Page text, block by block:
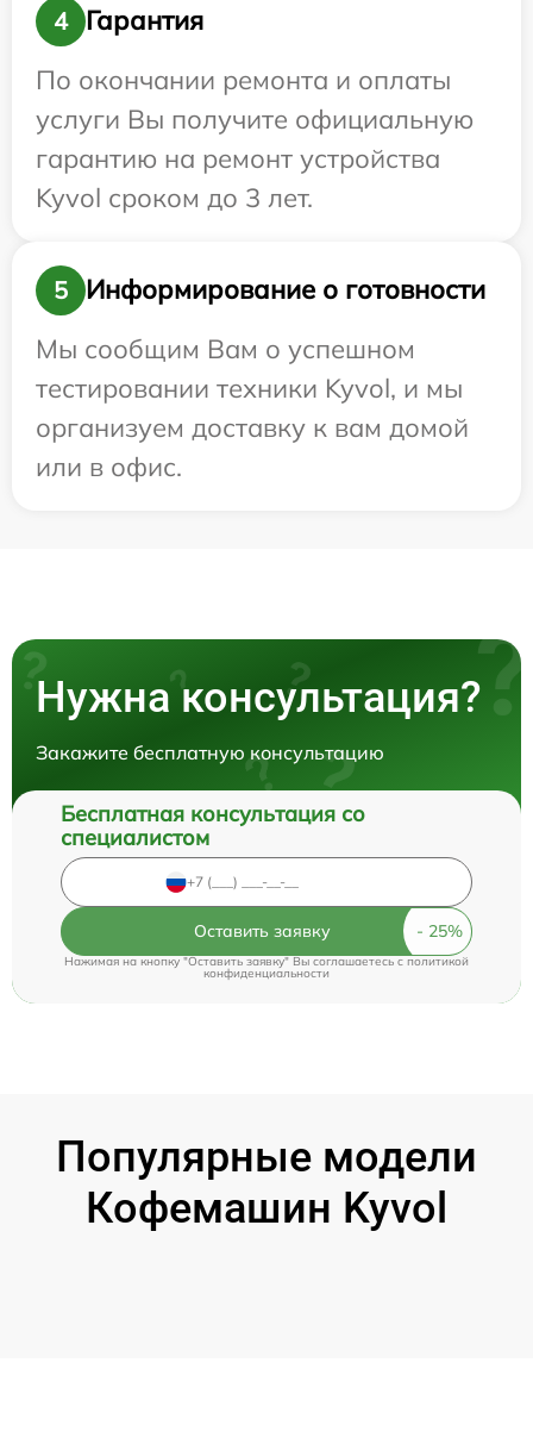
4
Гарантия
По окончании ремонта и оплаты
услуги Вы получите официальную
гарантию на ремонт устройства
Kyvol сроком до 3 лет.
5
Информирование о готовности
Мы сообщим Вам о успешном
тестировании техники Kyvol, и мы
организуем доставку к вам домой
или в офис.
Нужна консультация?
Закажите бесплатную консультацию
Бесплатная консультация со
специалистом
Оставить заявку
Нажимая на кнопку "Оставить заявку" Вы соглашаетесь cполитикой
конфиденциальности
Популярные модели
Кофемашин Kyvol